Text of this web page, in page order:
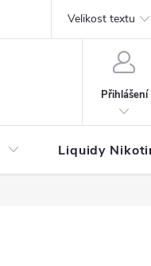
Reklamační řád
Velikost textu
Přihlášení
Liquidy